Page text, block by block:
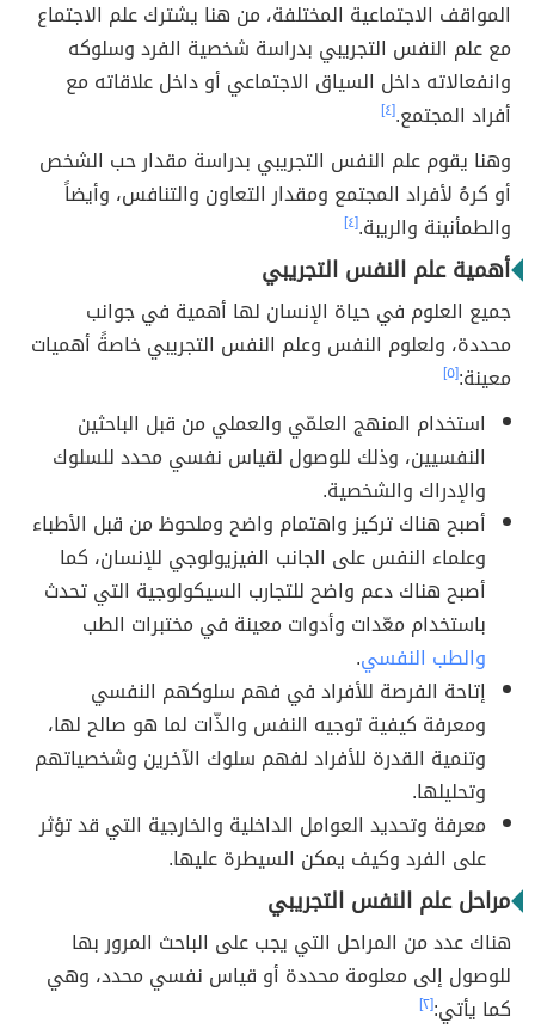
المواقف الاجتماعية المختلفة، من هنا يشترك علم الاجتماع
مع علم النفس التجريبي بدراسة شخصية الفرد وسلوكه
وانفعالاته داخل السياق الاجتماعي أو داخل علاقاته مع
أفراد المجتمع.[٤]
وهنا يقوم علم النفس التجريبي بدراسة مقدار حب الشخص
أو كرهُ لأفراد المجتمع ومقدار التعاون والتنافس، وأيضاً
والطمأنينة والريبة.[٤]
أهمية علم النفس التجريبي
جميع العلوم في حياة الإنسان لها أهمية في جوانب
محددة، ولعلوم النفس وعلم النفس التجريبي خاصةً أهميات
معينة:[٥]
استخدام المنهج العلمّي والعملي من قبل الباحثين
النفسيين، وذلك للوصول لقياس نفسي محدد للسلوك
والإدراك والشخصية.
أصبح هناك تركيز واهتمام واضح وملحوظ من قبل الأطباء
وعلماء النفس على الجانب الفيزيولوجي للإنسان، كما
أصبح هناك دعم واضح للتجارب السيكولوجية التي تحدث
باستخدام معّدات وأدوات معينة في مختبرات الطب
والطب النفسي.
إتاحة الفرصة للأفراد في فهم سلوكهم النفسي
ومعرفة كيفية توجيه النفس والذّات لما هو صالح لها،
وتنمية القدرة للأفراد لفهم سلوك الآخرين وشخصياتهم
وتحليلها.
معرفة وتحديد العوامل الداخلية والخارجية التي قد تؤثر
على الفرد وكيف يمكن السيطرة عليها.
مراحل علم النفس التجريبي
هناك عدد من المراحل التي يجب على الباحث المرور بها
للوصول إلى معلومة محددة أو قياس نفسي محدد، وهي
كما يأتي:[٢]